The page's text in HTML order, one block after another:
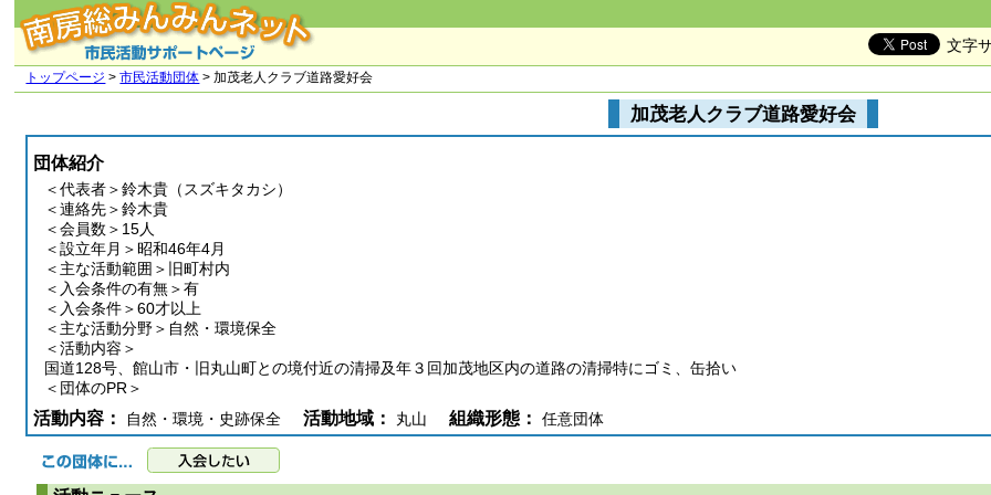
文字
トップページ >市民活動団体 > 加茂老人クラブ道路愛好会
加茂老人クラブ道路愛好会
団体紹介
＜代表者＞鈴木貴（スズキタカシ）
＜連絡先＞鈴木貴
＜会員数＞15人
＜設立年月＞昭和46年4月
＜主な活動範囲＞旧町村内
＜入会条件の有無＞有
＜入会条件＞60才以上
＜主な活動分野＞自然・環境保全
＜活動内容＞
国道128号、館山市・旧丸山町との境付近の清掃及年３回加茂地区内の道路の清掃特にゴミ、缶拾い
＜団体のPR＞
活動内容： 自然・環境・史跡保全 活動地域： 丸山 組織形態： 任意団体